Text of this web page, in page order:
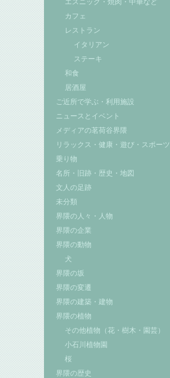
エスニック・焼肉・中華など
カフェ
レストラン
イタリアン
ステーキ
和食
居酒屋
ご近所で学ぶ・利用施設
ニュースとイベント
メディアの茗荷谷界隈
リラックス・健康・遊び・スポーツ
乗り物
名所・旧跡・歴史・地図
文人の足跡
未分類
界隈の人々・人物
界隈の企業
界隈の動物
犬
界隈の坂
界隈の変遷
界隈の建築・建物
界隈の植物
その他植物（花・樹木・園芸）
小石川植物園
桜
界隈の歴史